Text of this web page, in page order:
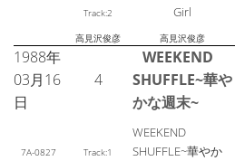
Track:2 Girl
高見沢俊彦 高見沢俊彦
1988年
03月16
日
4
WEEKEND
SHUFFLE~華や
かな週末~
7A-0827 Track:1
WEEKEND
SHUFFLE~華やか